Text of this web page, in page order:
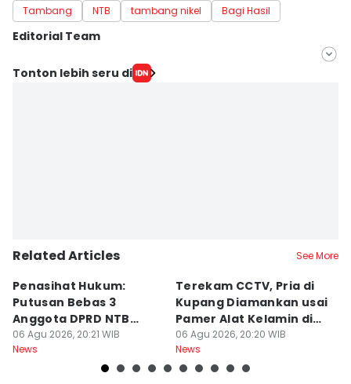
Tambang NTB tambang nikel Bagi Hasil
Editorial Team
Editor
Tonton lebih seru di
Related Articles See More
Penasihat Hukum:
Putusan Bebas 3
Anggota DPRD NTB
Bersifat Final
06 Agu 2026, 20:21 WIB
News
Terekam CCTV, Pria di
Kupang Diamankan usai
Pamer Alat Kelamin di
Kios
06 Agu 2026, 20:20 WIB
News